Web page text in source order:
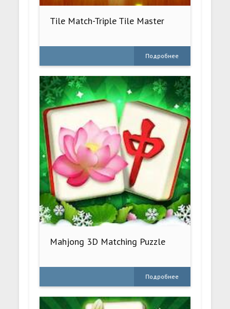
Tile Match-Triple Tile Master
Подробнее
Mahjong 3D Matching Puzzle
Подробнее